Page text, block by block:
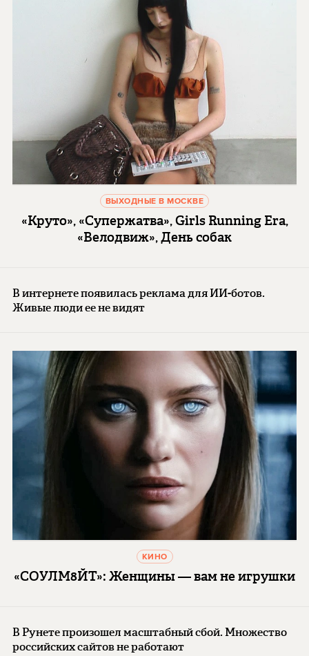
ВЫХОДНЫЕ В МОСКВЕ
«Круто», «Супержатва», Girls Running Era,
«Велодвиж», День собак
В интернете появилась реклама для ИИ-ботов.
Живые люди ее не видят
КИНО
«СОУЛМ8ЙТ»: Женщины — вам не игрушки
В Рунете произошел масштабный сбой. Множество
российских сайтов не работают